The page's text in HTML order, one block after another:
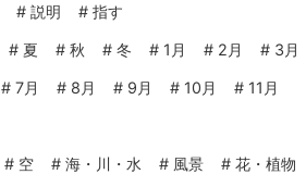
# 説明 # 指す
# 夏 # 秋 # 冬 # 1月 # 2月 # 3月
# 7月 # 8月 # 9月 # 10月 # 11月
# 空 # 海・川・水 # 風景 # 花・植物